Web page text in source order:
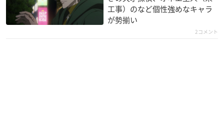
工事）のなど個性強めなキャラ
が勢揃い
2コメント